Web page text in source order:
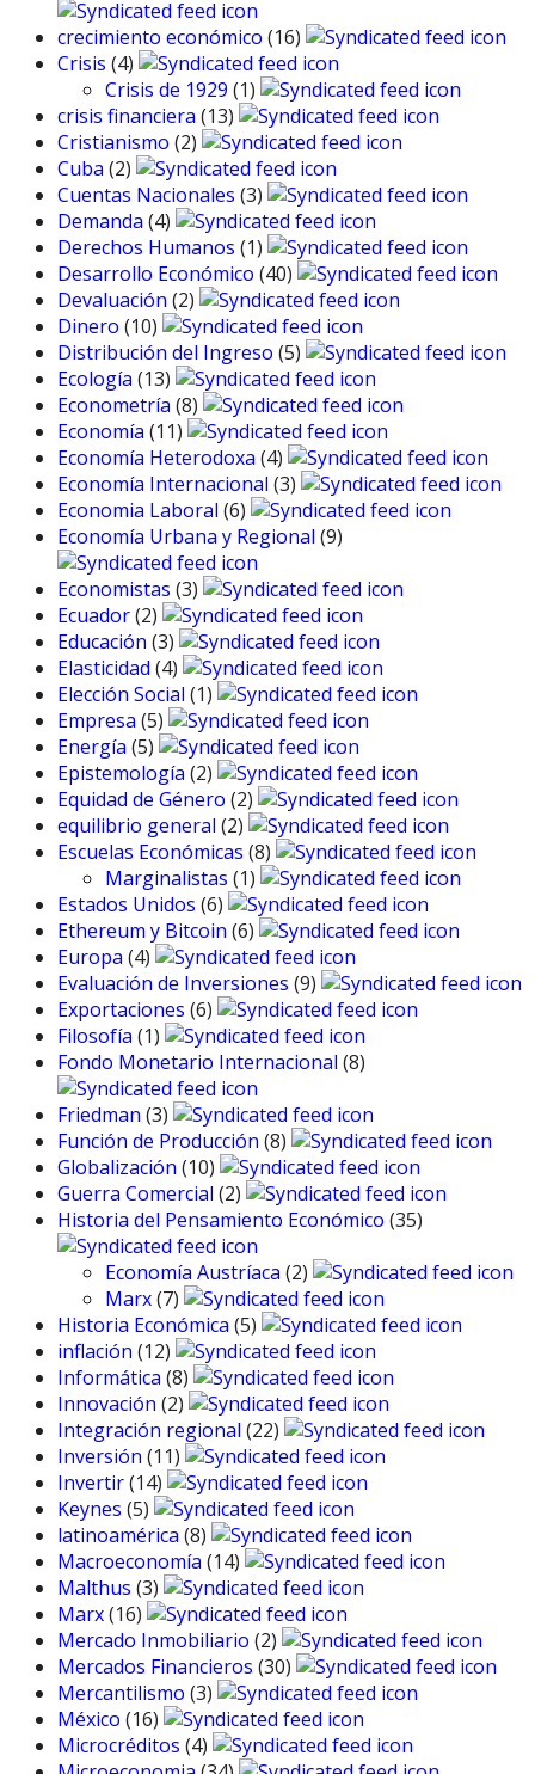
crecimiento económico (16)
Crisis (4)
Crisis de 1929 (1)
crisis financiera (13)
Cristianismo (2)
Cuba (2)
Cuentas Nacionales (3)
Demanda (4)
Derechos Humanos (1)
Desarrollo Económico (40)
Devaluación (2)
Dinero (10)
Distribución del Ingreso (5)
Ecología (13)
Econometría (8)
Economía (11)
Economía Heterodoxa (4)
Economía Internacional (3)
Economia Laboral (6)
Economía Urbana y Regional (9)
Economistas (3)
Ecuador(2)
Educación (3)
Elasticidad (4)
Elección Social (1)
Empresa (5)
Energía (5)
Epistemología (2)
Equidad de Género (2)
equilibrio general (2)
Escuelas Económicas (8)
Marginalistas (1)
Estados Unidos (6)
Ethereum y Bitcoin (6)
Europa (4)
Evaluación de Inversiones (9)
Exportaciones (6)
Filosofía (1)
Fondo Monetario Internacional (8)
Friedman (3)
Función de Producción (8)
Globalización (10)
Guerra Comercial (2)
Historia del Pensamiento Económico (35)
Economía Austríaca (2)
Marx(7)
Historia Económica (5)
inflación (12)
Informática (8)
Innovación (2)
Integración regional (22)
Inversión (11)
Invertir(14)
Keynes (5)
latinoamérica (8)
Macroeconomía (14)
Malthus (3)
Marx(16)
Mercado Inmobiliario (2)
Mercados Financieros (30)
Mercantilismo (3)
México (16)
Microcréditos (4)